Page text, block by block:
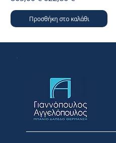
Προσθήκη στο καλάθι